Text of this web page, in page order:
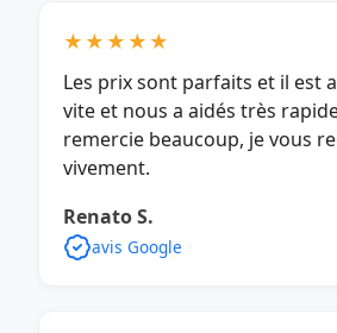
★★★★★
Les prix sont parfaits et il est
vite et nous a aidés très
remercie beaucoup, je vous
vivement.
Renato S.
avis Google